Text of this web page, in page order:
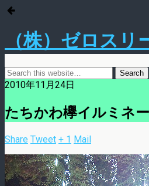
（株）ゼロス
2010年11月24日
たちかわ欅イルミネ
Share Tweet + 1 Mail